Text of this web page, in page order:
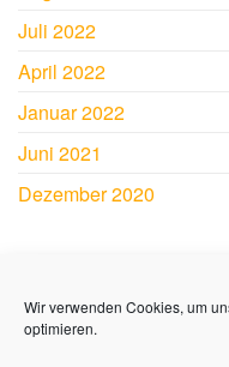
Wir verwenden Cookies, um
optimieren.
Juli 2022
April 2022
Januar 2022
Juni 2021
Dezember 2020
Andre und Sabine